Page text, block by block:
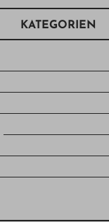
KATEGORIEN